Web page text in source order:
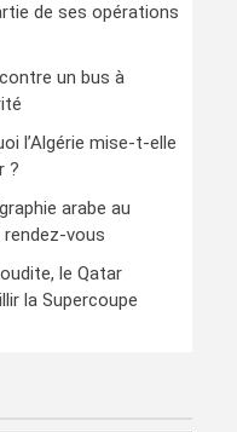
de ses opérations
un bus à
l’Algérie mise-t-elle
?
arabe au
vous
le Qatar
la Supercoupe